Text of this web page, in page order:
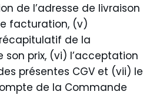
de l’adresse de livraison
facturation, (v)
de la
prix, (vi) l’acceptation
présentes CGV et (vii) le
de la Commande